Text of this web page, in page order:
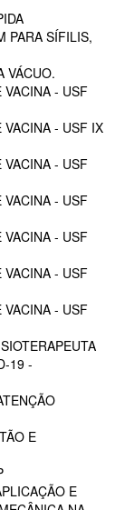
PARA SÍFILIS,
VÁCUO.
VACINA - USF
VACINA - USF IX
VACINA - USF
VACINA - USF
VACINA - USF
VACINA - USF
VACINA - USF
19 -
E
E